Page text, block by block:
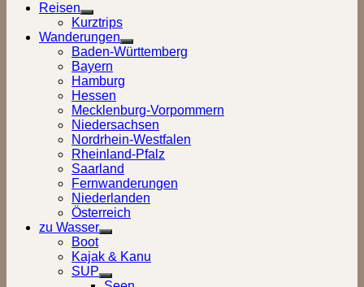
Reisen
Show
sub
menu
Kurztrips
Wanderungen
Show
sub
Baden-Württemberg
Bayern
Hamburg
Hessen
Mecklenburg-Vorpommern
Niedersachsen
Nordrhein-Westfalen
Rheinland-Pfalz
Saarland
Fernwanderungen
Niederlanden
Österreich
zu Wasser
Show
sub
menu
Boot
Kajak & Kanu
SUP
Show